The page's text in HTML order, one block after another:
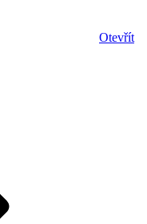
Otevřít